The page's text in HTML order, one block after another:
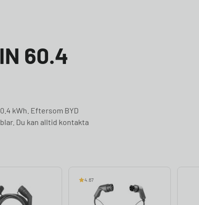
60.4
kWh. Eftersom BYD
Du kan alltid kontakta
4.67